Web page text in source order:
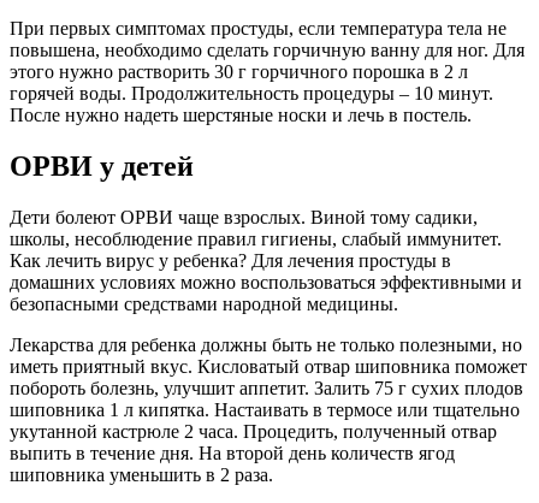
При первых симптомах простуды, если температура тела не
повышена, необходимо сделать горчичную ванну для ног. Для
этого нужно растворить 30 г горчичного порошка в 2 л
горячей воды. Продолжительность процедуры – 10 минут.
После нужно надеть шерстяные носки и лечь в постель.
ОРВИ у детей
Дети болеют ОРВИ чаще взрослых. Виной тому садики,
школы, несоблюдение правил гигиены, слабый иммунитет.
Как лечить вирус у ребенка? Для лечения простуды в
домашних условиях можно воспользоваться эффективными и
безопасными средствами народной медицины.
Лекарства для ребенка должны быть не только полезными, но
иметь приятный вкус. Кисловатый отвар шиповника поможет
побороть болезнь, улучшит аппетит. Залить 75 г сухих плодов
шиповника 1 л кипятка. Настаивать в термосе или тщательно
укутанной кастрюле 2 часа. Процедить, полученный отвар
выпить в течение дня. На второй день количеств ягод
шиповника уменьшить в 2 раза.